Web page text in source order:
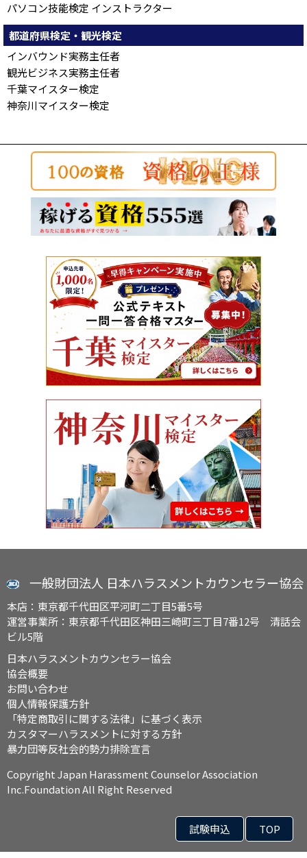
パソコン技能検定 インストラクター
都道府県検定・観光検定
インバウンド実務主任者
観光ビジネス実務主任者
千葉マイスター検定
神奈川マイスター検定
一般財団法人 日本ハラスメントカウンセラー協会
本店：東京都千代田区平河町二丁目5番5号
運営事業所：東京都千代田区神田三崎町三丁目7番12号 清話会
ビル5階
日本ハラスメントカウンセラー協会
協会概要
お問い合わせ
個人情報保護方針
「特定商取引に関する法律」に基づく表示
カスタマーハラスメントに対する方針
暴力団等反社会的勢力排除宣言
Copyright Japan Harassment Counselor Association
Inc.Foundation All Right Reserved
試験申込 TOP